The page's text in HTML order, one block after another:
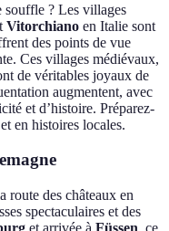
souffle ? Les villages
Vitorchiano en Italie sont
des points de vue
Ces villages médiévaux,
de véritables joyaux de
augmentent, avec
et d’histoire. Préparez-
en histoires locales.
route des châteaux en
spectaculaires et des
et arrivée à Füssen , ce